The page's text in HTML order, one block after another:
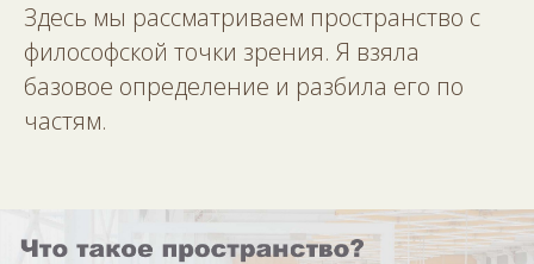
Здесь мы рассматриваем пространство с
философской точки зрения. Я взяла
базовое определение и разбила его по
частям.